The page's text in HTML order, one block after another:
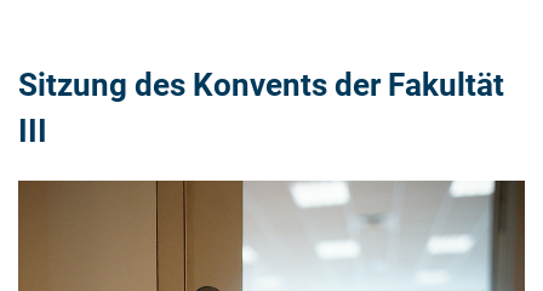
Sitzung des Konvents der Fakultät
III